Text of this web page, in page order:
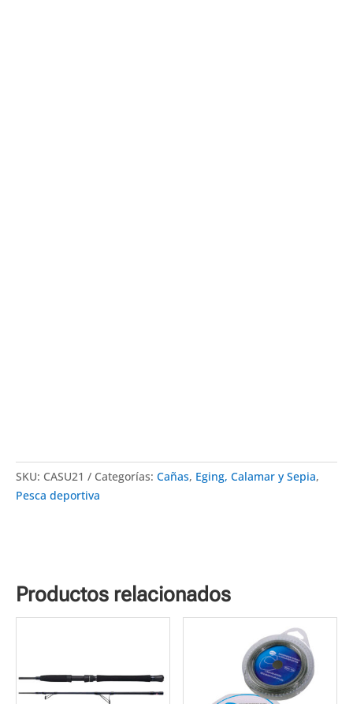
SKU: CASU21 Categorías: Cañas, Eging, Calamar y Sepia,
Pesca deportiva
Productos relacionados